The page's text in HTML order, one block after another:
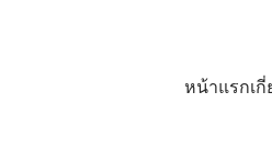
หน้าแรกเ